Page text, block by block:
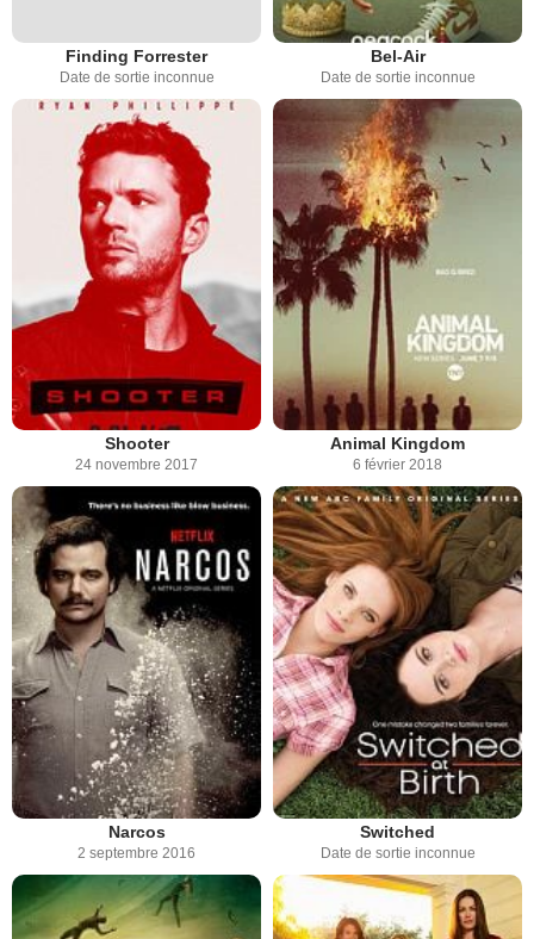
Finding Forrester
Date de sortie inconnue
Bel-Air
Date de sortie inconnue
Shooter
24 novembre 2017
Animal Kingdom
6 février 2018
Narcos
2 septembre 2016
Switched
Date de sortie inconnue